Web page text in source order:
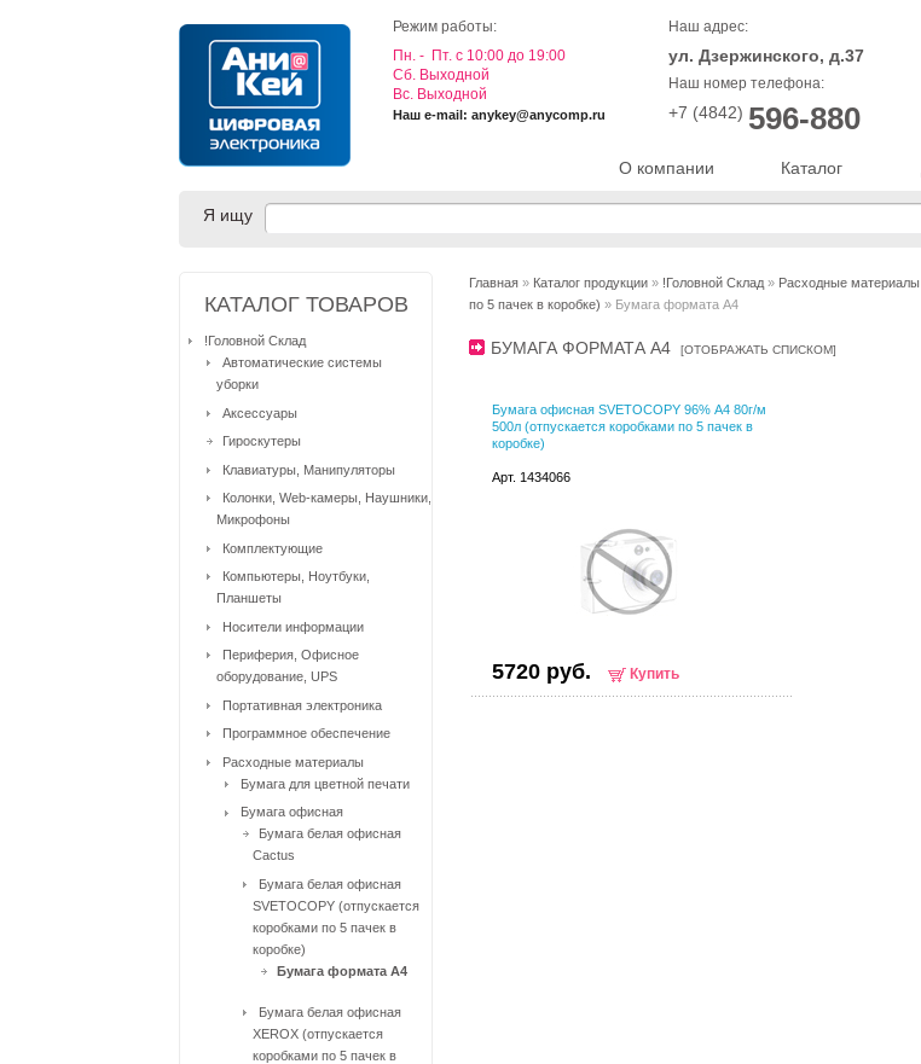
О компании Каталог
Режим работы:
Пн. - Пт. с 10:00 до 19:00
Cб. Выходной
Вс. Выходной
Наш e-mail: anykey@anycomp.ru
Наш адрес:
ул. Дзержинского, д.37
Наш номер телефона:
+7 (4842) 596-880
Я ищу
Главная » Каталог продукции » !Головной Склад » Расходные материалы
по 5 пачек в коробке) » Бумага формата А4
БУМАГА ФОРМАТА А4 [ОТОБРАЖАТЬ СПИСКОМ]
Бумага офисная SVETOCOPY 96% А4 80г/м
500л (отпускается коробками по 5 пачек в
коробке)
Арт. 1434066
5720 руб. Купить
КАТАЛОГ ТОВАРОВ
!Головной Склад
Автоматические системы
уборки
Аксессуары
Гироскутеры
Клавиатуры, Манипуляторы
Колонки, Web-камеры, Наушники,
Микрофоны
Комплектующие
Компьютеры, Ноутбуки,
Планшеты
Носители информации
Периферия, Офисное
оборудование, UPS
Портативная электроника
Программное обеспечение
Расходные материалы
Бумага для цветной печати
Бумага офисная
Бумага белая офисная
Cactus
Бумага белая офисная
SVETOCOPY (отпускается
коробками по 5 пачек в
коробке)
Бумага формата А4
Бумага белая офисная
XEROX (отпускается
коробками по 5 пачек в